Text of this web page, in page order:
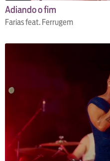
Adiando o fim
Farias feat. Ferrugem